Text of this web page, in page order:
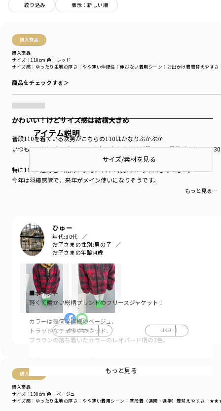
絞り込み 表示：新しい順
購入商品
購入商品
サイズ感 ：ゆったり 生地の厚さ ：やや薄い伸縮性 ：伸びない着用シーン ：お出かけ着着替えやすさ
サイズ：110cm 色：レッド
商品をチェックする＞
かわいい！けどサイズ感は結構大きめ
普段110を着ている次男がこちらの110はかなりぶかぶか
いつも120だとパツパツで130を少し大きめだけど着ている長男がこちらの
特に110は通常他で購入する同サイズの物よりかなり大きめでした。
今年は羽織感覚で、来年がメイン使いになりそうです。
物としては落ち着いた赤色でチェック柄がおしゃれでとても可愛いかったです
もっと見る…
ひゅー
年代:30代
お子さまの性別:男の子
お子さまの年齢:4歳
参考になった 1 LIKE! 1
購入商品
購入商品
サイズ感 ：ゆったり 生地の厚さ ：やや薄い着用シーン ：普段着（通園・通学） 着替えやすさ ：
サイズ：130cm 色：ベージュ
アイテム説明
サイズ/素材を見る
■ポイント
軽くて暖かい総柄プリントのフリースジャケット！
カラーは幾何学模様のベージュ、
トラッドなチェックのレッド、
ブラウンの落ち着いたカラーのレオパード柄の3色。
伸縮素材の細いパイピングが入っているので
柄をより引き立ててくれます。
前立て部分はベルナップを使用しているので
外のお出かけだけでなく、お部屋着としても
もっと見る